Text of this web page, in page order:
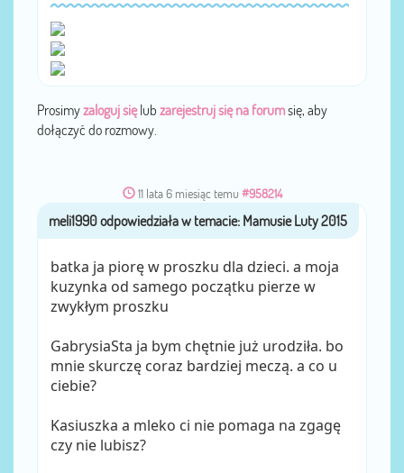
Prosimyzaloguj sięlub zarejestruj się na forumsię, aby
dołączyć do rozmowy.
11 lata 6 miesiąc temu #958214
przezmeli1990
batka ja piorę w proszku dla dzieci. a moja
kuzynka od samego początku pierze w
zwykłym proszku
GabrysiaSta ja bym chętnie już urodziła. bo
mnie skurczę coraz bardziej meczą. a co u
ciebie?
Kasiuszka a mleko ci nie pomaga na zgagę
czy nie lubisz?